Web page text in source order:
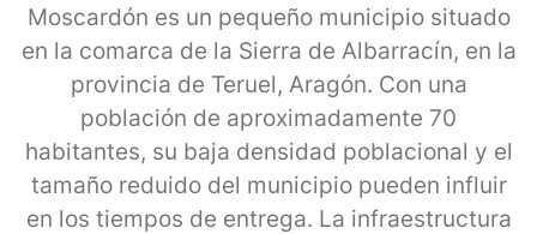
Moscardón es un pequeño municipio situado
en la comarca de la Sierra de Albarracín, en la
provincia de Teruel, Aragón. Con una
población de aproximadamente 70
habitantes, su baja densidad poblacional y el
tamaño reduido del municipio pueden influir
en los tiempos de entrega. La infraestructura